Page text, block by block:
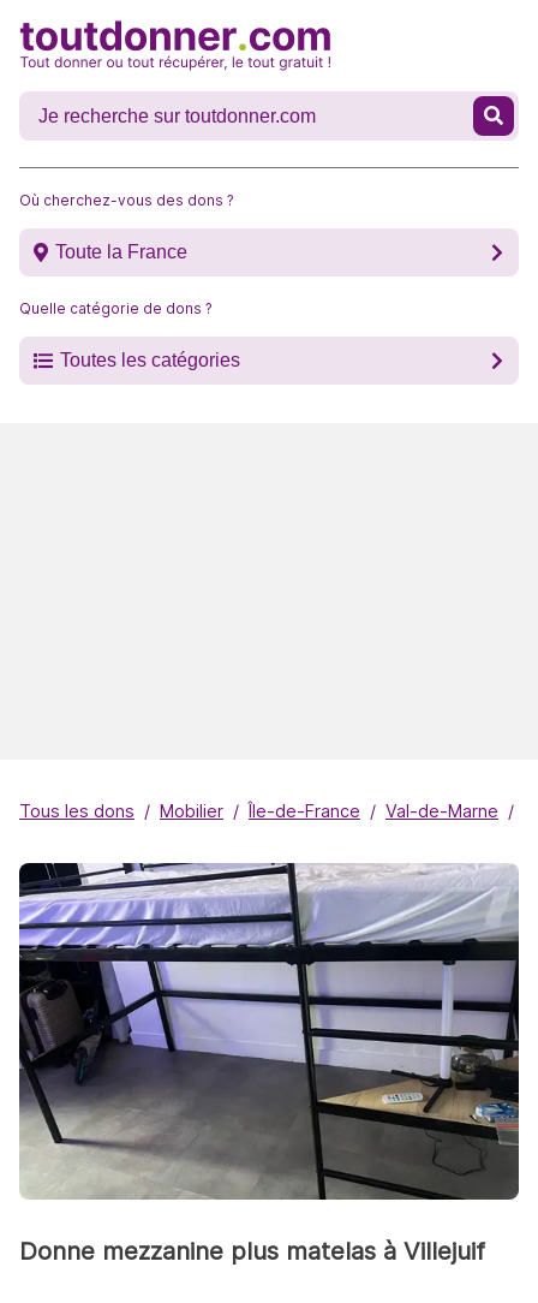
Où cherchez-vous des dons ?
Toute la France
Quelle catégorie de dons ?
Toutes les catégories
Tous les dons Mobilier Île-de-France Val-de-Marne
Donne mezzanine plus matelas à Villejuif